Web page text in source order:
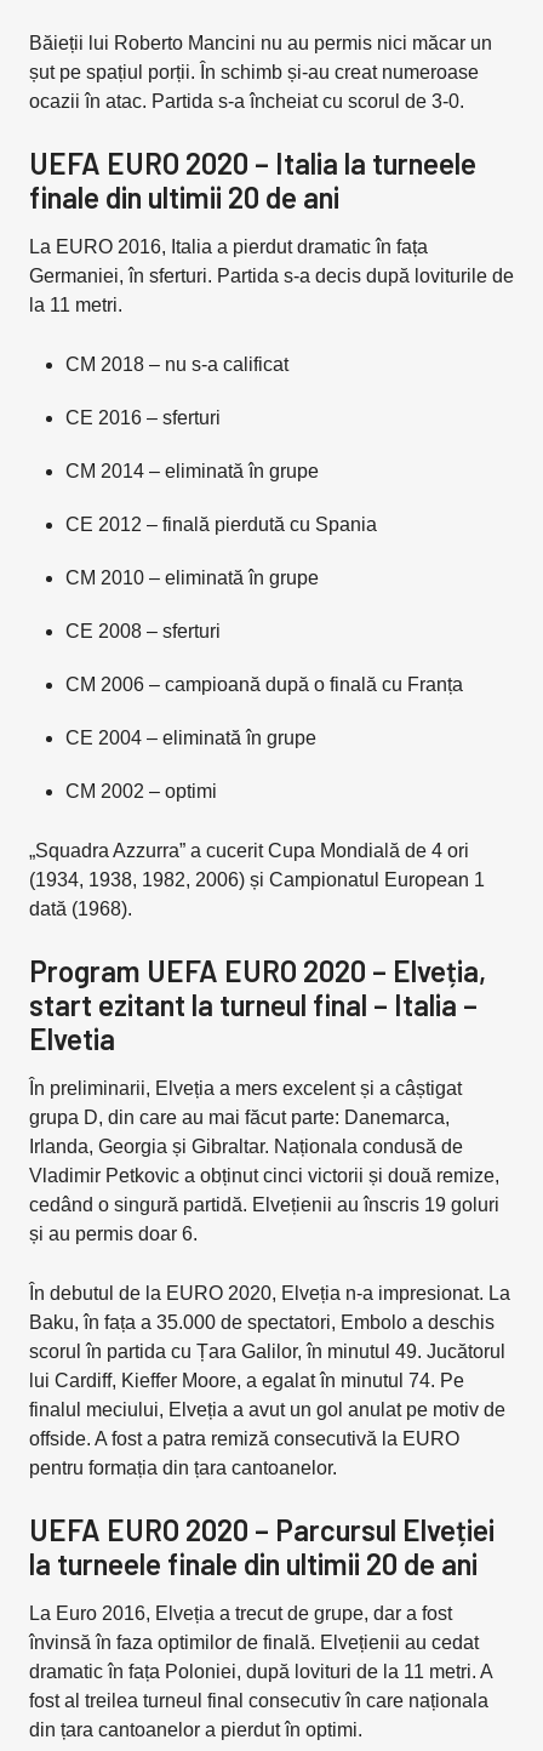
Băieții lui Roberto Mancini nu au permis nici măcar un
șut pe spațiul porții. În schimb și-au creat numeroase
ocazii în atac. Partida s-a încheiat cu scorul de 3-0.
UEFA EURO 2020 – Italia la turneele
finale din ultimii 20 de ani
La EURO 2016, Italia a pierdut dramatic în fața
Germaniei, în sferturi. Partida s-a decis după loviturile de
la 11 metri.
CM 2018 – nu s-a calificat
CE 2016 – sferturi
CM 2014 – eliminată în grupe
CE 2012 – finală pierdută cu Spania
CM 2010 – eliminată în grupe
CE 2008 – sferturi
CM 2006 – campioană după o finală cu Franța
CE 2004 – eliminată în grupe
CM 2002 – optimi
„Squadra Azzurra” a cucerit Cupa Mondială de 4 ori
(1934, 1938, 1982, 2006) și Campionatul European 1
dată (1968).
Program UEFA EURO 2020 – Elveția,
start ezitant la turneul final – Italia –
Elvetia
În preliminarii, Elveția a mers excelent și a câștigat
grupa D, din care au mai făcut parte: Danemarca,
Irlanda, Georgia și Gibraltar. Naționala condusă de
Vladimir Petkovic a obținut cinci victorii și două remize,
cedând o singură partidă. Elvețienii au înscris 19 goluri
și au permis doar 6.
În debutul de la EURO 2020, Elveția n-a impresionat. La
Baku, în fața a 35.000 de spectatori, Embolo a deschis
scorul în partida cu Țara Galilor, în minutul 49. Jucătorul
lui Cardiff, Kieffer Moore, a egalat în minutul 74. Pe
finalul meciului, Elveția a avut un gol anulat pe motiv de
offside. A fost a patra remiză consecutivă la EURO
pentru formația din țara cantoanelor.
UEFA EURO 2020 – Parcursul Elveției
la turneele finale din ultimii 20 de ani
La Euro 2016, Elveția a trecut de grupe, dar a fost
învinsă în faza optimilor de finală. Elvețienii au cedat
dramatic în fața Poloniei, după lovituri de la 11 metri. A
fost al treilea turneul final consecutiv în care naționala
din țara cantoanelor a pierdut în optimi.